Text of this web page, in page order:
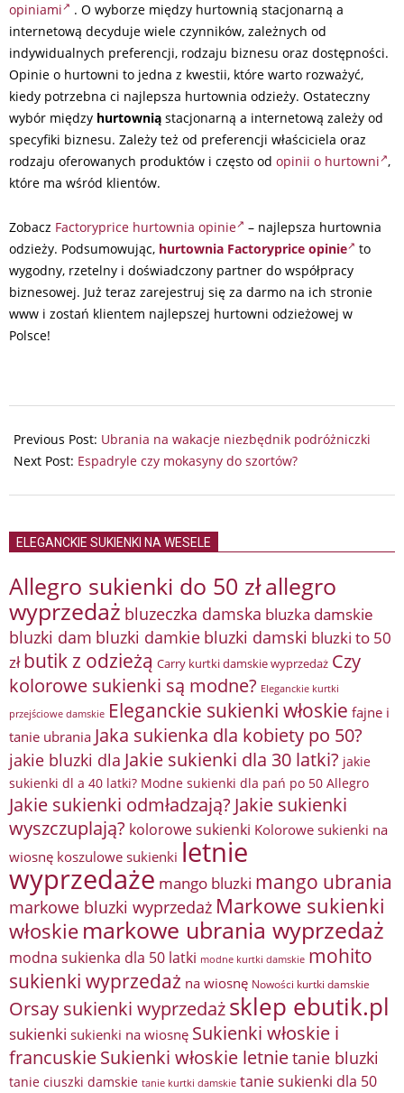
opiniami
. O wyborze między hurtownią stacjonarną a
internetową decyduje wiele czynników, zależnych od
indywidualnych preferencji, rodzaju biznesu oraz dostępności.
Opinie o hurtowni to jedna z kwestii, które warto rozważyć,
kiedy potrzebna ci najlepsza hurtownia odzieży. Ostateczny
wybór między hurtownią stacjonarną a internetową zależy od
specyfiki biznesu. Zależy też od preferencji właściciela oraz
rodzaju oferowanych produktów i często od opinii o hurtowni ,
które ma wśród klientów.
Zobacz Factoryprice hurtownia opinie
– najlepsza hurtownia
odzieży. Podsumowując, hurtownia Factoryprice opinie
to
wygodny, rzetelny i doświadczony partner do współpracy
biznesowej. Już teraz zarejestruj się za darmo na ich stronie
www i zostań klientem najlepszej hurtowni odzieżowej w
Polsce!
05-
11
Previous Post: Ubrania na wakacje niezbędnik podróżniczki
Next Post: Espadryle czy mokasyny do szortów?
ELEGANCKIE SUKIENKI NA WESELE
Allegro sukienki do 50 złallegro
wyprzedaż bluzeczka damska bluzka damskie
bluzki dam bluzki damkie bluzki damski bluzki to 50
zł butik z odzieżą Carry kurtki damskie wyprzedaż Czy
kolorowe sukienki są modne? Eleganckie kurtki
przejściowe damskie Eleganckie sukienki włoskie fajne i
tanie ubrania Jaka sukienka dla kobiety po 50?
jakie bluzki dla Jakie sukienki dla 30 latki? jakie
sukienki dl a 40 latki? Modne sukienki dla pań po 50 Allegro
Jakie sukienki odmładzają? Jakie sukienki
wyszczuplają? kolorowe sukienki Kolorowe sukienki na
wiosnę koszulowe sukienki letnie
wyprzedaże mango bluzki mango ubrania
markowe bluzki wyprzedaż Markowe sukienki
włoskie markowe ubrania wyprzedaż
modna sukienka dla 50 latki modne kurtki damskie mohito
sukienki wyprzedaż na wiosnę Nowości kurtki damskie
Orsay sukienki wyprzedażsklep ebutik.pl
sukienki sukienki na wiosnę Sukienki włoskie i
francuskieSukienki włoskie letnietanie bluzki
tanie ciuszki damskie tanie kurtki damskie tanie sukienki dla 50